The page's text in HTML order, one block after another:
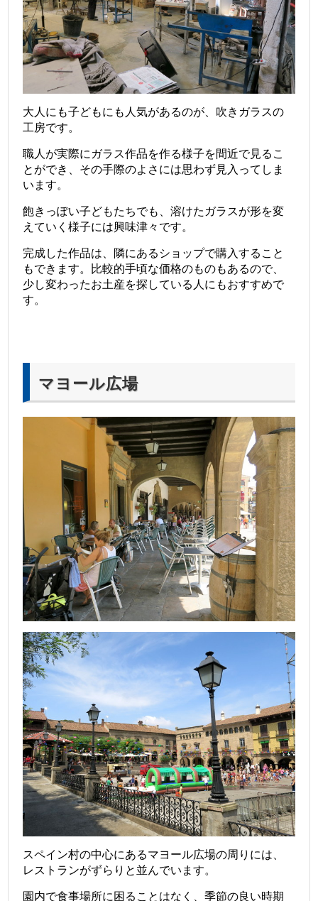
大人にも子どもにも人気があるのが、吹きガラスの
工房です。
職人が実際にガラス作品を作る様子を間近で見るこ
とができ、その手際のよさには思わず見入ってしま
います。
飽きっぽい子どもたちでも、溶けたガラスが形を変
えていく様子には興味津々です。
完成した作品は、隣にあるショップで購入すること
もできます。比較的手頃な価格のものもあるので、
少し変わったお土産を探している人にもおすすめで
す。
マヨール広場
スペイン村の中心にあるマヨール広場の周りには、
レストランがずらりと並んでいます。
園内で食事場所に困ることはなく、季節の良い時期